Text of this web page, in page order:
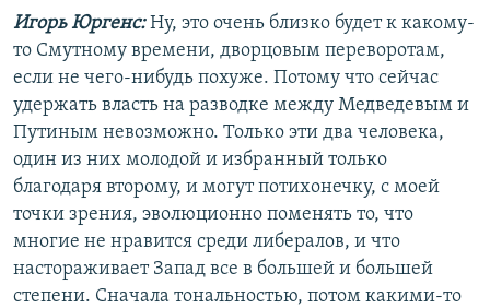
Игорь Юргенс: Ну, это очень близко будет к какому-
то Смутному времени, дворцовым переворотам,
если не чего-нибудь похуже. Потому что сейчас
удержать власть на разводке между Медведевым и
Путиным невозможно. Только эти два человека,
один из них молодой и избранный только
благодаря второму, и могут потихонечку, с моей
точки зрения, эволюционно поменять то, что
многие не нравится среди либералов, и что
настораживает Запад все в большей и большей
степени. Сначала тональностью, потом какими-то